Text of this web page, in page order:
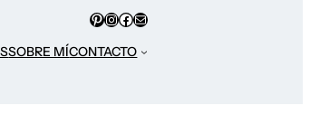
Pinterest
Instagram
Facebook
Correo electrónico
SOBRE MÍCONTACTO